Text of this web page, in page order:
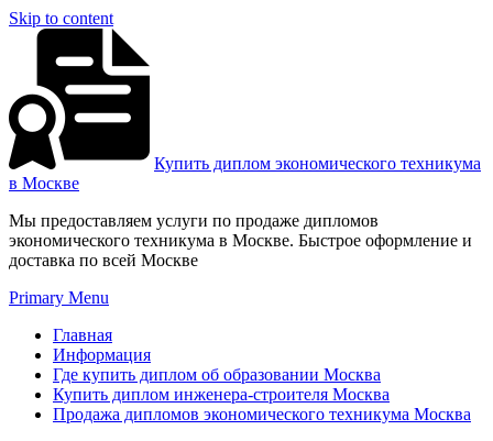
Skip to content
Купить диплом экономического техникума
в Москве
Мы предоставляем услуги по продаже дипломов
экономического техникума в Москве. Быстрое оформление и
доставка по всей Москве
Primary Menu
Главная
Информация
Где купить диплом об образовании Москва
Купить диплом инженера-строителя Москва
Продажа дипломов экономического техникума Москва